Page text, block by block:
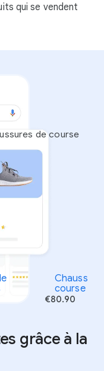
qui se vendent
grâce à la
de course
course
€80.90
Par CSS 2